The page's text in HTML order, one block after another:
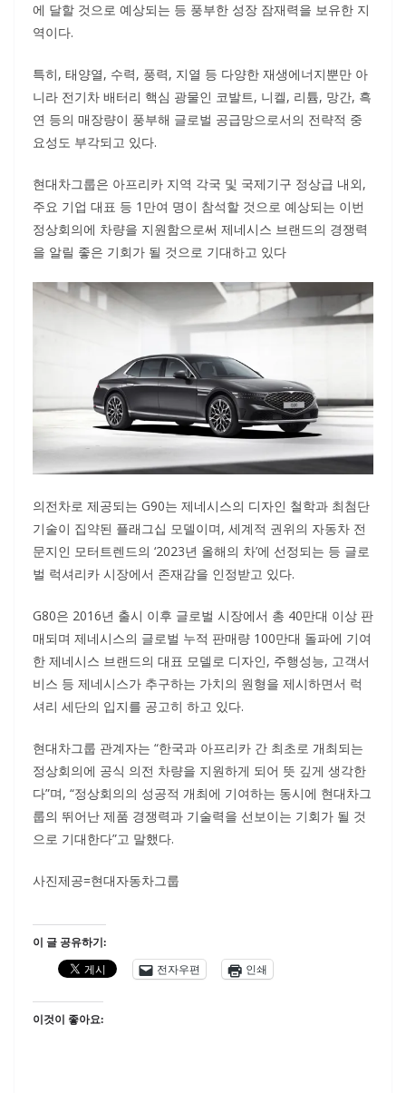
에 달할 것으로 예상되는 등 풍부한 성장 잠재력을 보유한 지
역이다.
특히, 태양열, 수력, 풍력, 지열 등 다양한 재생에너지뿐만 아
니라 전기차 배터리 핵심 광물인 코발트, 니켈, 리튬, 망간, 흑
연 등의 매장량이 풍부해 글로벌 공급망으로서의 전략적 중
요성도 부각되고 있다.
현대차그룹은 아프리카 지역 각국 및 국제기구 정상급 내외,
주요 기업 대표 등 1만여 명이 참석할 것으로 예상되는 이번
정상회의에 차량을 지원함으로써 제네시스 브랜드의 경쟁력
을 알릴 좋은 기회가 될 것으로 기대하고 있다
의전차로 제공되는 G90는 제네시스의 디자인 철학과 최첨단
기술이 집약된 플래그십 모델이며, 세계적 권위의 자동차 전
문지인 모터트렌드의 ‘2023년 올해의 차’에 선정되는 등 글로
벌 럭셔리카 시장에서 존재감을 인정받고 있다.
G80은 2016년 출시 이후 글로벌 시장에서 총 40만대 이상 판
매되며 제네시스의 글로벌 누적 판매량 100만대 돌파에 기여
한 제네시스 브랜드의 대표 모델로 디자인, 주행성능, 고객서
비스 등 제네시스가 추구하는 가치의 원형을 제시하면서 럭
셔리 세단의 입지를 공고히 하고 있다.
현대차그룹 관계자는 “한국과 아프리카 간 최초로 개최되는
정상회의에 공식 의전 차량을 지원하게 되어 뜻 깊게 생각한
다”며, “정상회의의 성공적 개최에 기여하는 동시에 현대차그
룹의 뛰어난 제품 경쟁력과 기술력을 선보이는 기회가 될 것
으로 기대한다”고 말했다.
사진제공=현대자동차그룹
이 글 공유하기:
전자우편
인쇄
이것이 좋아요: